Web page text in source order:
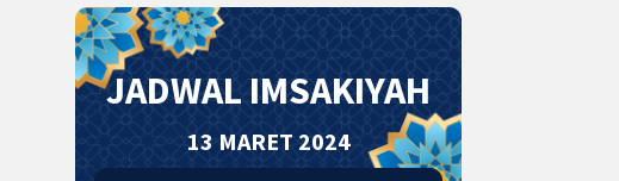
JADWAL IMSAKIYAH
13 MARET 2024